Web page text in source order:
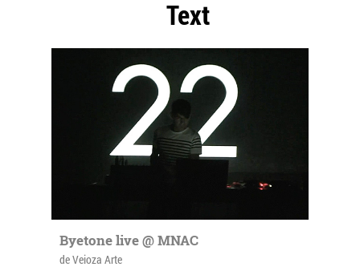
Text
Byetone live @ MNAC
de Veioza Arte